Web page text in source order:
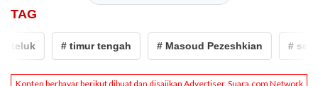
TAG
# timur tengah # Masoud Pezeshkian #